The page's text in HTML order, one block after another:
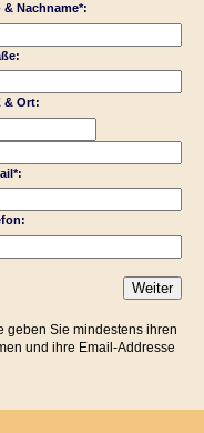
& Nachname*:
& Ort:
geben Sie mindestens ihren
und ihre Email-Addresse